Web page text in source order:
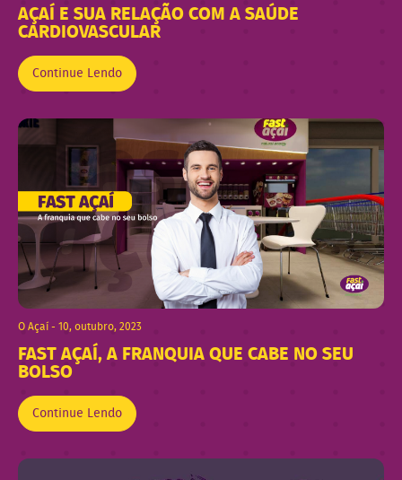
AÇAÍ E SUA RELAÇÃO COM A SAÚDE
CARDIOVASCULAR
Continue Lendo
O Açaí - 10, outubro, 2023
FAST AÇAÍ, A FRANQUIA QUE CABE NO SEU
BOLSO
Continue Lendo